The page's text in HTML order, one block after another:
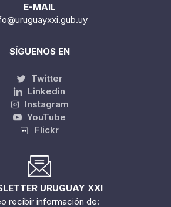
E-MAIL
SÍGUENOS EN
Twitter
Linkedin
Instagram
YouTube
Flickr
URUGUAY XXI
recibir información de: